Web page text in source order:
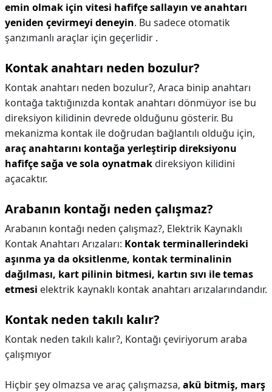
emin olmak için vitesi hafifçe sallayın ve anahtarı
yeniden çevirmeyi deneyin. Bu sadece otomatik
şanzımanlı araçlar için geçerlidir .
Kontak anahtarı neden bozulur?
Kontak anahtarı neden bozulur?, Araca binip anahtarı
kontağa taktığınızda kontak anahtarı dönmüyor ise bu
direksiyon kilidinin devrede olduğunu gösterir. Bu
mekanizma kontak ile doğrudan bağlantılı olduğu için,
araç anahtarını kontağa yerleştirip direksiyonu
hafifçe sağa ve sola oynatmakdireksiyon kilidini
açacaktır.
Arabanın kontağı neden çalışmaz?
Arabanın kontağı neden çalışmaz?, Elektrik Kaynaklı
Kontak Anahtarı Arızaları: Kontak terminallerindeki
aşınma ya da oksitlenme, kontak terminalinin
dağılması, kart pilinin bitmesi, kartın sıvı ile temas
etmesi elektrik kaynaklı kontak anahtarı arızalarındandır.
Kontak neden takılı kalır?
Kontak neden takılı kalır?, Kontağı çeviriyorum araba
çalışmıyor
Hiçbir şey olmazsa ve araç çalışmazsa, akü bitmiş, marş